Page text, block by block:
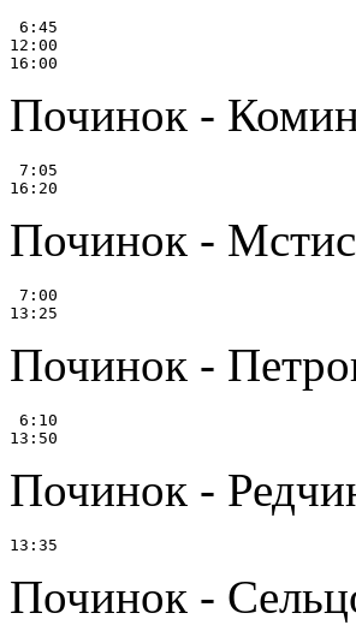
6:45
12:00
Починок -
7:05
Починок -
7:00
Починок -
6:10
Починок -
Починок -